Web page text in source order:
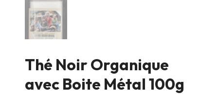
Thé Noir Organique
avec Boite Métal 100g